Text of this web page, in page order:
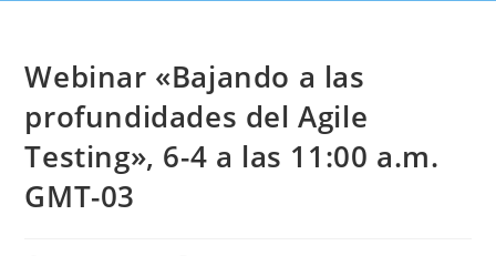
Webinar «Bajando a las
profundidades del Agile
Testing», 6-4 a las 11:00 a.m.
GMT-03